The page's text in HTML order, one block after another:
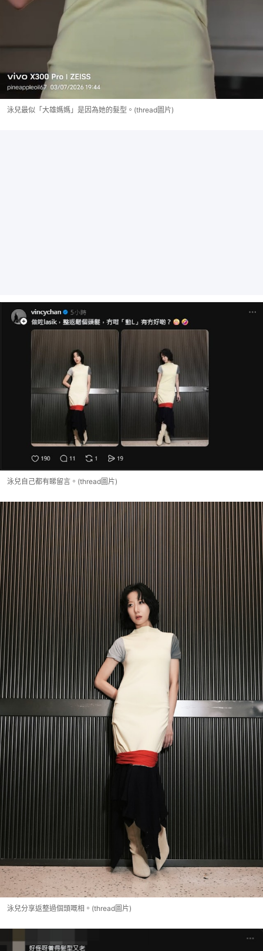
泳兒最似「大雄媽媽」是因為她的髮型。(thread圖片)
泳兒自己都有睇留言。(thread圖片)
泳兒分享返整過個頭嘅相。(thread圖片)